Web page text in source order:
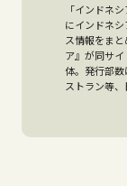
「インドネ
にインドネ
ス情報をま
ア』が同サ
体。発行部
ストラン等